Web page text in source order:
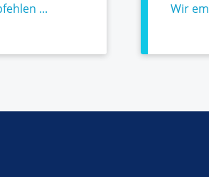
... Wir